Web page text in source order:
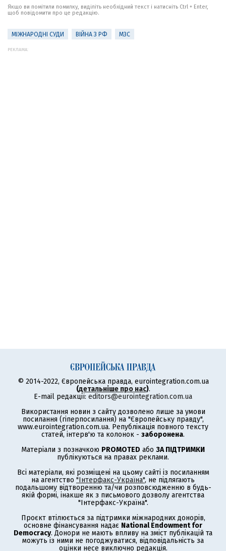
Якщо ви помітили помилку, виділіть необхідний текст і натисніть Ctrl + Enter,
щоб повідомити про це редакцію.
МІЖНАРОДНІ СУДИ ВІЙНА З РФ МЗС
РЕКЛАМА:
© 2014-2022, Європейська правда, eurointegration.com.ua
(детальніше про нас).
E-mail редакції: editors@eurointegration.com.ua
Використання новин з сайту дозволено лише за умови
посилання (гіперпосилання) на "Європейську правду",
www.eurointegration.com.ua. Републікація повного тексту
статей, інтерв'ю та колонок - заборонена.
Матеріали з позначкою PROMOTED або ЗА ПІДТРИМКИ
публікуються на правах реклами.
Всі матеріали, які розміщені на цьому сайті із посиланням
на агентство "Інтерфакс-Україна", не підлягають
подальшому відтворенню та/чи розповсюдженню в будь-
якій формі, інакше як з письмового дозволу агентства
"Інтерфакс-Україна".
Проєкт втілюється за підтримки міжнародних донорів,
основне фінансування надає National Endowment for
Democracy. Донори не мають впливу на зміст публікацій та
можуть із ними не погоджуватися, відповідальність за
оцінки несе виключно редакція.